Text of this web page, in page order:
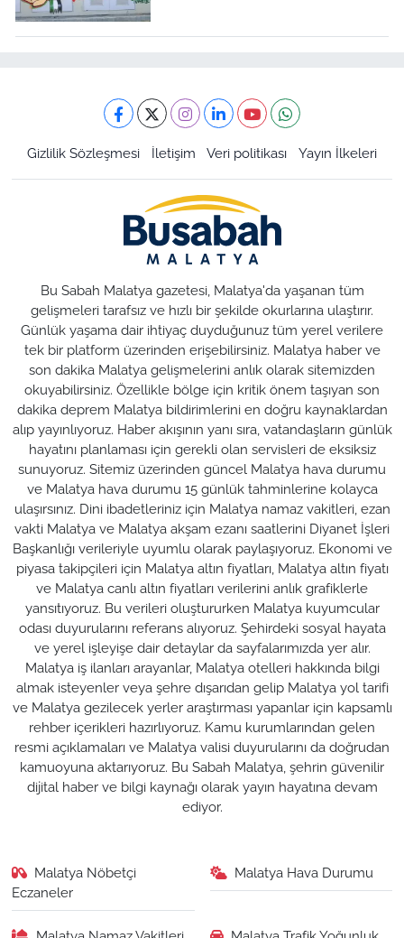
Gizlilik Sözleşmesi İletişim Veri politikası Yayın İlkeleri
Bu Sabah Malatya gazetesi, Malatya'da yaşanan tüm
gelişmeleri tarafsız ve hızlı bir şekilde okurlarına ulaştırır.
Günlük yaşama dair ihtiyaç duyduğunuz tüm yerel verilere
tek bir platform üzerinden erişebilirsiniz. Malatya haber ve
son dakika Malatya gelişmelerini anlık olarak sitemizden
okuyabilirsiniz. Özellikle bölge için kritik önem taşıyan son
dakika deprem Malatya bildirimlerini en doğru kaynaklardan
alıp yayınlıyoruz. Haber akışının yanı sıra, vatandaşların günlük
hayatını planlaması için gerekli olan servisleri de eksiksiz
sunuyoruz. Sitemiz üzerinden güncel Malatya hava durumu
ve Malatya hava durumu 15 günlük tahminlerine kolayca
ulaşırsınız. Dini ibadetleriniz için Malatya namaz vakitleri, ezan
vakti Malatya ve Malatya akşam ezanı saatlerini Diyanet İşleri
Başkanlığı verileriyle uyumlu olarak paylaşıyoruz. Ekonomi ve
piyasa takipçileri için Malatya altın fiyatları, Malatya altın fiyatı
ve Malatya canlı altın fiyatları verilerini anlık grafiklerle
yansıtıyoruz. Bu verileri oluştururken Malatya kuyumcular
odası duyurularını referans alıyoruz. Şehirdeki sosyal hayata
ve yerel işleyişe dair detaylar da sayfalarımızda yer alır.
Malatya iş ilanları arayanlar, Malatya otelleri hakkında bilgi
almak isteyenler veya şehre dışarıdan gelip Malatya yol tarifi
ve Malatya gezilecek yerler araştırması yapanlar için kapsamlı
rehber içerikleri hazırlıyoruz. Kamu kurumlarından gelen
resmi açıklamaları ve Malatya valisi duyurularını da doğrudan
kamuoyuna aktarıyoruz. Bu Sabah Malatya, şehrin güvenilir
dijital haber ve bilgi kaynağı olarak yayın hayatına devam
ediyor.
Malatya Nöbetçi
Eczaneler
Malatya Hava Durumu